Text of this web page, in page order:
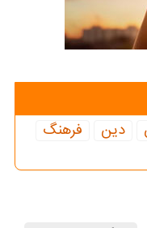
دین
فرهنگ